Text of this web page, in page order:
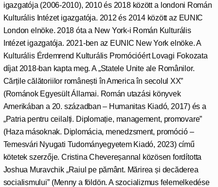
igazgatója (2006-2010), 2010 és 2018 között a londoni Román
Kulturális Intézet igazgatója. 2012 és 2014 között az EUNIC
London elnöke. 2018 óta a New York-i Román Kulturális
Intézet igazgatója. 2021-ben az EUNIC New York elnöke. A
Kulturális Érdemrend Kulturális Promócióért Lovagi Fokozata
díjat 2018-ban kapta meg. A „Statele Unite ale Românilor.
Cărțile călătoriilor românești în America în secolul XX”
(Románok Egyesült Államai. Román utazási könyvek
Amerikában a 20. században – Humanitas Kiadó, 2017) és a
„Patria pentru ceilalți. Diplomație, management, promovare”
(Haza másoknak. Diplomácia, menedzsment, promóció –
Temesvári Nyugati Tudományegyetem Kiadó, 2023) című
kötetek szerzője. Cristina Chevereșannal közösen fordította
Joshua Muravchik „Raiul pe pământ. Mărirea și decăderea
socialismului” (Menny a földön. A szocializmus felemelkedése